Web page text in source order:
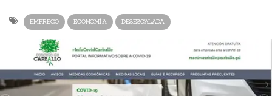
EMPREGO ECONOMÍA DESESCALADA